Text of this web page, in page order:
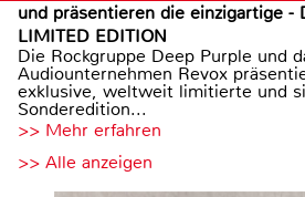
und präsentieren die einzigartige -
LIMITED EDITION
Die Rockgruppe Deep Purple und
Audiounternehmen Revox
exklusive, weltweit limitierte und
Sonderedition...
>> Mehr erfahren
>> Alle anzeigen